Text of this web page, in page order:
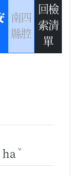
南四
縣腔
回檢
索清
單
ha ˇ